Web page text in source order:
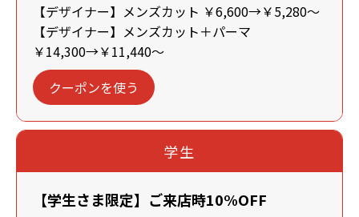
【デザイナー】メンズカット ￥6,600→￥5,280～
【デザイナー】メンズカット＋パーマ
￥14,300→￥11,440～
クーポンを使う
学生
【学生さま限定】ご来店時10%OFF